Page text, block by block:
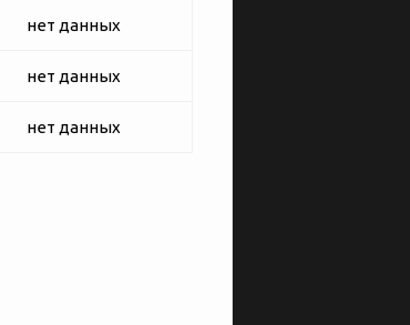
нет данных
нет данных
нет данных